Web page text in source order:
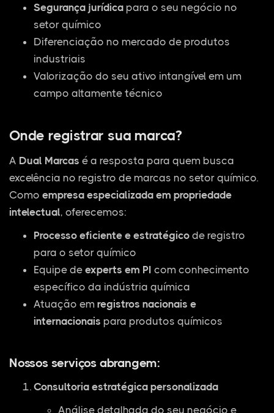
Segurança jurídica para o seu negócio no
setor químico
Diferenciação no mercado de produtos
industriais
Valorização do seu ativo intangível em um
campo altamente técnico
Onde registrar sua marca?
A Dual Marcas é a resposta para quem busca
excelência no registro de marcas no setor químico.
Como empresa especializada em propriedade
intelectual, oferecemos:
Processo eficiente e estratégico de registro
para o setor químico
Equipe de experts em PI com conhecimento
específico da indústria química
Atuação em registros nacionais e
internacionais para produtos químicos
Nossos serviços abrangem:
Consultoria estratégica personalizada
Análise detalhada do seu negócio e